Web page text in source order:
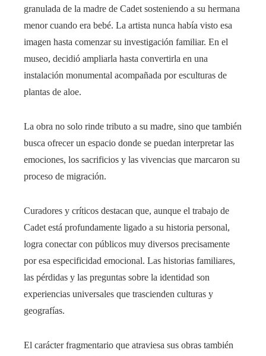
granulada de la madre de Cadet sosteniendo a su hermana
menor cuando era bebé. La artista nunca había visto esa
imagen hasta comenzar su investigación familiar. En el
museo, decidió ampliarla hasta convertirla en una
instalación monumental acompañada por esculturas de
plantas de aloe.
La obra no solo rinde tributo a su madre, sino que también
busca ofrecer un espacio donde se puedan interpretar las
emociones, los sacrificios y las vivencias que marcaron su
proceso de migración.
Curadores y críticos destacan que, aunque el trabajo de
Cadet está profundamente ligado a su historia personal,
logra conectar con públicos muy diversos precisamente
por esa especificidad emocional. Las historias familiares,
las pérdidas y las preguntas sobre la identidad son
experiencias universales que trascienden culturas y
geografías.
El carácter fragmentario que atraviesa sus obras también